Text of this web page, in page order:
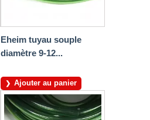
Eheim tuyau souple
diamètre 9-12...
Ajouter au panier